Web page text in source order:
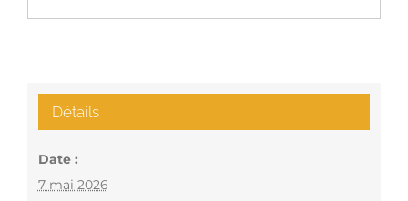
Détails
Date :
7 mai 2026